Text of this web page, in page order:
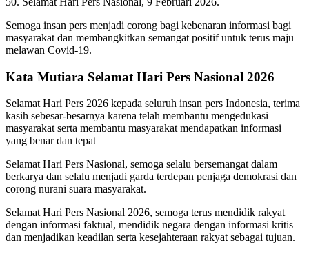
Semoga insan pers menjadi corong bagi kebenaran informasi bagi
masyarakat dan membangkitkan semangat positif untuk terus maju
melawan Covid-19.
Kata Mutiara Selamat Hari Pers Nasional 2026
Selamat Hari Pers 2026 kepada seluruh insan pers Indonesia, terima
kasih sebesar-besarnya karena telah membantu mengedukasi
masyarakat serta membantu masyarakat mendapatkan informasi
yang benar dan tepat
Selamat Hari Pers Nasional, semoga selalu bersemangat dalam
berkarya dan selalu menjadi garda terdepan penjaga demokrasi dan
corong nurani suara masyarakat.
Selamat Hari Pers Nasional 2026, semoga terus mendidik rakyat
dengan informasi faktual, mendidik negara dengan informasi kritis
dan menjadikan keadilan serta kesejahteraan rakyat sebagai tujuan.